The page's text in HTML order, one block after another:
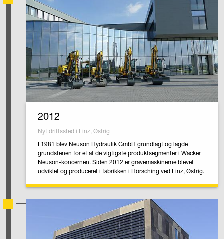
2012
Nyt driftssted i Linz, Østrig
I 1981 blev Neuson Hydraulik GmbH grundlagt og lagde
grundstenen for et af de vigtigste produktsegmenter i Wacker
Neuson-koncernen. Siden 2012 er gravemaskinerne blevet
udviklet og produceret i fabrikken i Hörsching ved Linz, Østrig.